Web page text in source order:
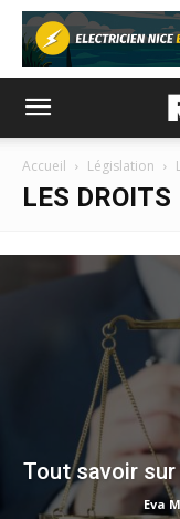
Accueil Législation
LES DROITS
Tout savoir
Eva